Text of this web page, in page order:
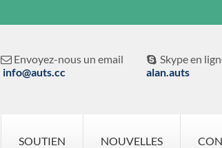
 Envoyez-nous un email
info@auts.cc
 Skype en
alan.auts
SOUTIEN NOUVELLES